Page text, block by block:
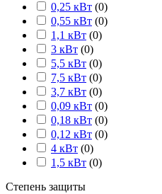
0,25 кВт (0)
0,55 кВт (0)
1,1 кВт (0)
3 кВт (0)
5,5 кВт (0)
7,5 кВт (0)
3,7 кВт (0)
0,09 кВт (0)
0,18 кВт (0)
0,12 кВт (0)
4 кВт (0)
1,5 кВт (0)
Степень защиты